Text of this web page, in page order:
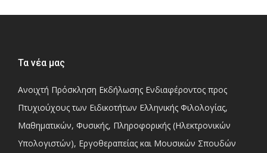
Τα νέα μας
Ανοιχτή Πρόσκληση Εκδήλωσης Ενδιαφέροντος προς
Πτυχιούχους των Ειδικοτήτων Ελληνικής Φιλολογίας,
Μαθηματικών, Φυσικής, Πληροφορικής (Ηλεκτρονικών
Υπολογιστών), Εργοθεραπείας και Μουσικών Σπουδών